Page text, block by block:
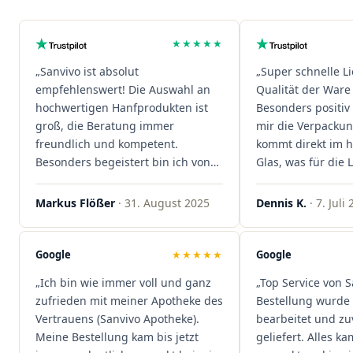
★★★★★
„Sanvivo ist absolut
empfehlenswert! Die Auswahl an
hochwertigen Hanfprodukten ist
groß, die Beratung immer
freundlich und kompetent.
Besonders begeistert bin ich von
der schnellen Rezeptannahme –
alles läuft unkompliziert und
sind extrem zügig, was mir jedes
Mal viel Zeit spart. Man merkt,
Kundenzufriedenheit an erster
Stelle stehen. Vielen Dank an das
Team von Sanvivo – ich bin
rundum begeistert!"
Markus Flößer · 31. August 2025
„Super schnelle
Qualität der
Besonders
mir die
kommt direkt im
Glas, was für die
ist. Ich bestelle
wieder!"
Dennis K. · 7. Juli
Google ★★★★★
„Ich bin wie immer voll und ganz
zufrieden mit meiner Apotheke des
Vertrauens (Sanvivo Apotheke).
Meine Bestellung kam bis jetzt
Google
„Top Service von
Bestellung wurde
bearbeitet und
geliefert. Alles